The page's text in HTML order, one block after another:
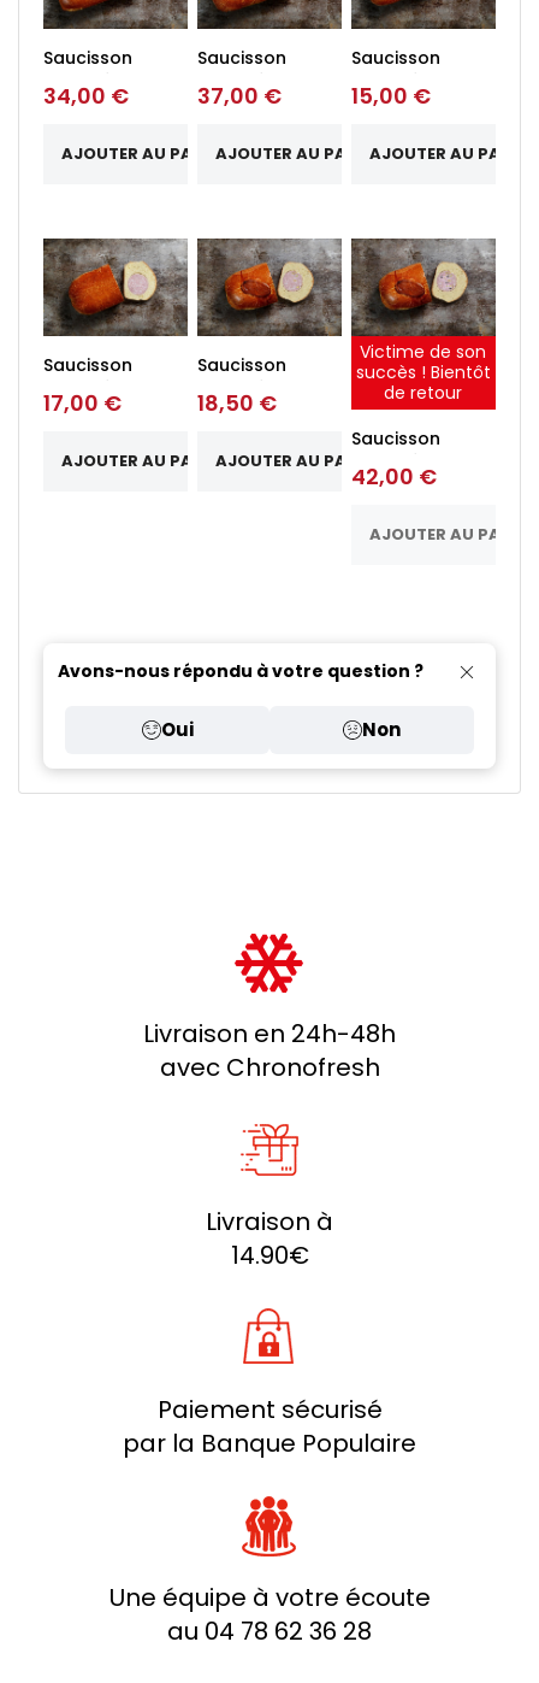
Saucisson
brioché
lyonnais nature
34,00 €
AJOUTER AU PANIER
Saucisson
brioché
lyonnais
37,00 €
AJOUTER AU PANIER
Saucisson
brioché
lyonnais
pistaché 2...
15,00 €
AJOUTER AU PANIER
Saucisson
lyonnais nature
17,00 €
AJOUTER AU PANIER
Saucisson
pistaché 500g
18,50 €
AJOUTER AU PANIER
Victime de son
succès ! Bientôt
de retour
Saucisson
lyonnais
truffe...
42,00 €
AJOUTER AU PANIER
Avons-nous répondu à votre question ?
Oui Non
Livraison en 24h-48h
avec Chronofresh
Livraison à
14.90€
Paiement sécurisé
par la Banque Populaire
Une équipe à votre écoute
au 04 78 62 36 28